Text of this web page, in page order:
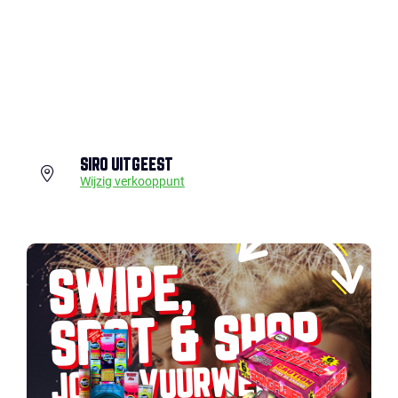
SIRO UITGEEST
Wijzig verkooppunt
SWIPE,
SPOT & SHOP
JOUW VUURWERK